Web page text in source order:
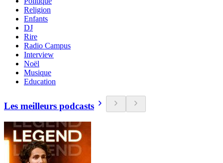
Religion
Enfants
DJ
Rire
Radio Campus
Interview
Noël
Musique
Education
Les meilleurs podcasts